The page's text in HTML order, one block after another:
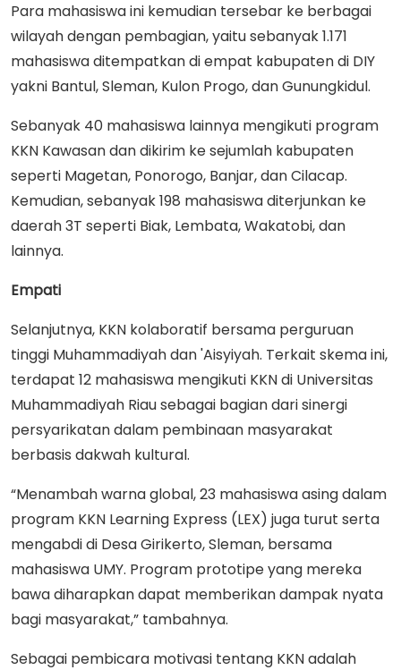
Para mahasiswa ini kemudian tersebar ke berbagai
wilayah dengan pembagian, yaitu sebanyak 1.171
mahasiswa ditempatkan di empat kabupaten di DIY
yakni Bantul, Sleman, Kulon Progo, dan Gunungkidul.
Sebanyak 40 mahasiswa lainnya mengikuti program
KKN Kawasan dan dikirim ke sejumlah kabupaten
seperti Magetan, Ponorogo, Banjar, dan Cilacap.
Kemudian, sebanyak 198 mahasiswa diterjunkan ke
daerah 3T seperti Biak, Lembata, Wakatobi, dan
lainnya.
Empati
Selanjutnya, KKN kolaboratif bersama perguruan
tinggi Muhammadiyah dan 'Aisyiyah. Terkait skema ini,
terdapat 12 mahasiswa mengikuti KKN di Universitas
Muhammadiyah Riau sebagai bagian dari sinergi
persyarikatan dalam pembinaan masyarakat
berbasis dakwah kultural.
“Menambah warna global, 23 mahasiswa asing dalam
program KKN Learning Express (LEX) juga turut serta
mengabdi di Desa Girikerto, Sleman, bersama
mahasiswa UMY. Program prototipe yang mereka
bawa diharapkan dapat memberikan dampak nyata
bagi masyarakat,” tambahnya.
Sebagai pembicara motivasi tentang KKN adalah